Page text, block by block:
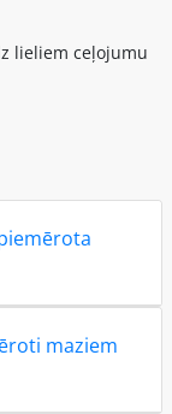
lieliem ceļojumu
maziem